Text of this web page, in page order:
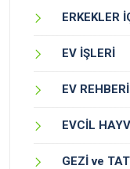
ERKEKLER
EV İŞLERİ
EV REHBERİ
EVCİL
GEZİ ve